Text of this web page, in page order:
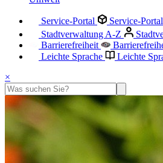
Service-Portal
Service-Portal
Stadtverwaltung A-Z
Barrierefreiheit
Leichte Sprache
Leichte
×